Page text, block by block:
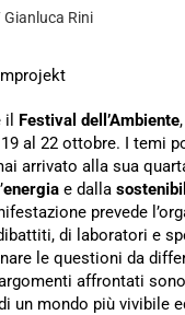
Gianluca Rini
Festival dell’Ambiente
al 22 ottobre. I temi
arrivato alla sua
energia e dalla
prevede
di laboratori e
le questioni da
affrontati
un mondo più vivibile